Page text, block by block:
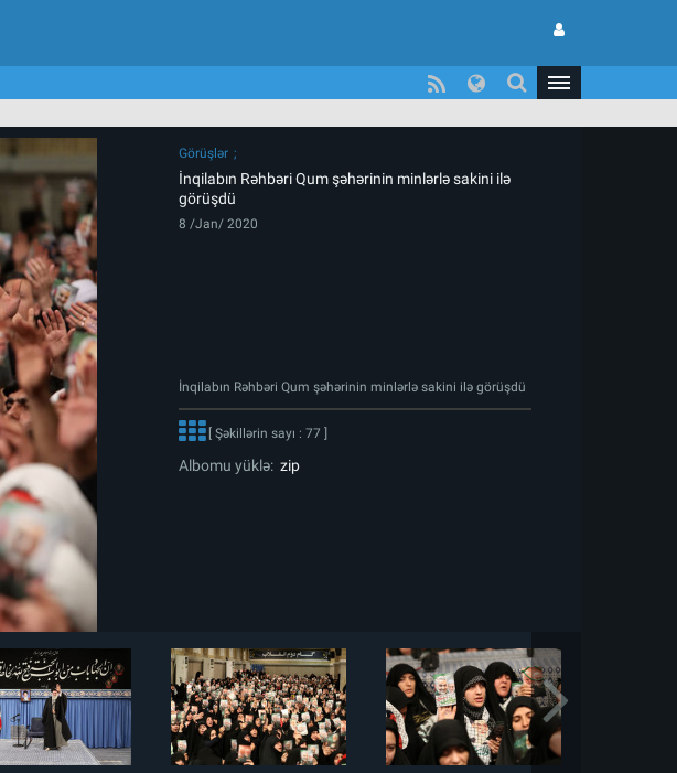
Görüşlər
İnqilabın Rəhbəri Qum şəhərinin minlərlə sakini ilə
görüşdü
8 /Jan/ 2020
İnqilabın Rəhbəri Qum şəhərinin minlərlə sakini ilə görüşdü
[ Şəkillərin sayı : 77 ]
Albomu yüklə: zip